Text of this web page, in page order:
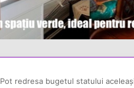
redresa bugetul statului